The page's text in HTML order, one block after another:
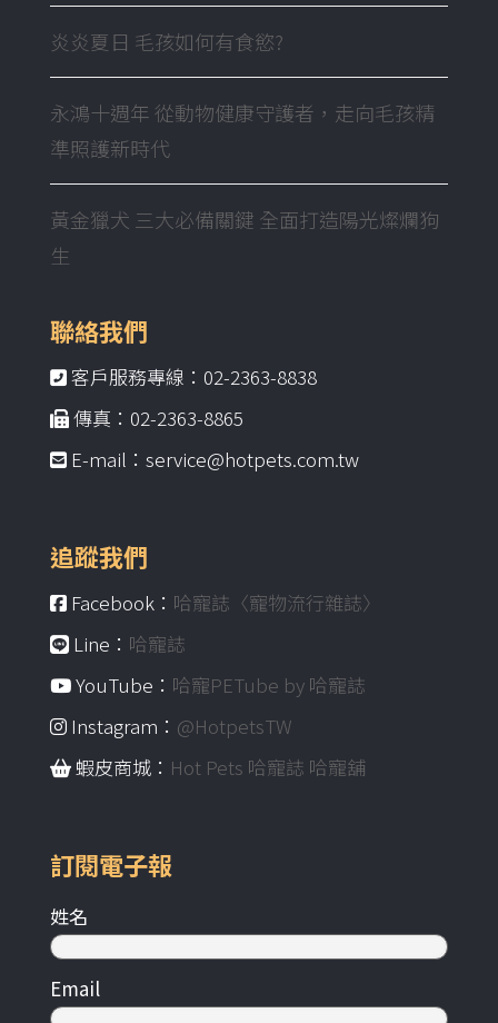
炎炎夏日 毛孩如何有食慾?
永鴻十週年 從動物健康守護者，走向毛孩精
準照護新時代
黃金獵犬 三大必備關鍵 全面打造陽光燦爛狗
生
聯絡我們
客戶服務專線：02-2363-8838
傳真：02-2363-8865
E-mail：service@hotpets.com.tw
追蹤我們
Facebook： 哈寵誌〈寵物流行雜誌〉
Line： 哈寵誌
YouTube： 哈寵PETube by 哈寵誌
Instagram： @HotpetsTW
蝦皮商城： Hot Pets 哈寵誌 哈寵舖
訂閱電子報
姓名
Email